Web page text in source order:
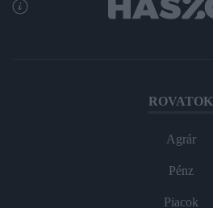
ROVATOK
Agrár
Pénz
Piacok